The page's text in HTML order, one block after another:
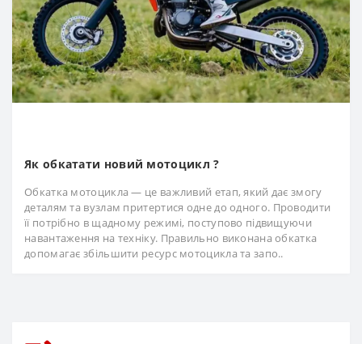
Як обкатати новий мотоцикл ?
Обкатка мотоцикла — це важливий етап, який дає змогу
деталям та вузлам притертися одне до одного. Проводити
її потрібно в щадному режимі, поступово підвищуючи
навантаження на техніку. Правильно виконана обкатка
допомагає збільшити ресурс мотоцикла та запо..